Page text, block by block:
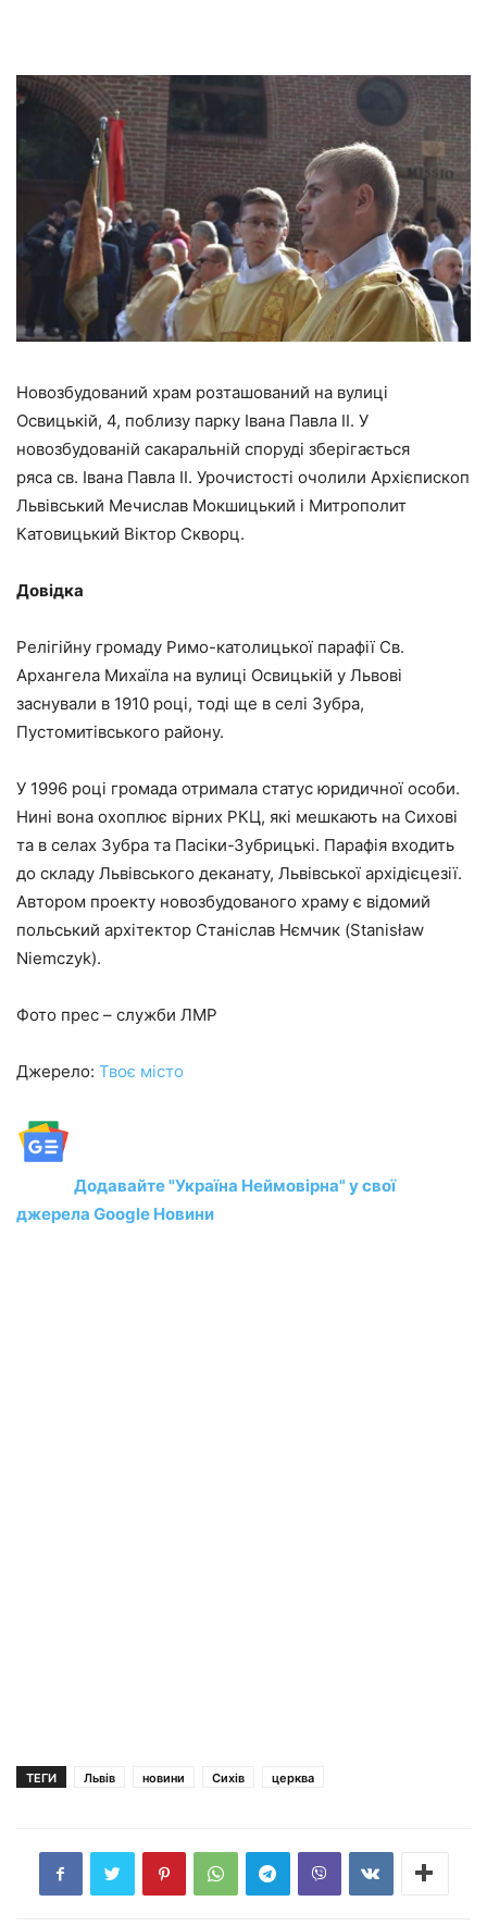
Новозбудований храм розташований на вулиці
Освицькій, 4, поблизу парку Івана Павла II. У
новозбудованій сакаральній споруді зберігається
ряса св. Івана Павла II. Урочистості очолили Архієпископ
Львівський Мечислав Мокшицький і Митрополит
Катовицький Віктор Скворц.
Довідка
Релігійну громаду Римо-католицької парафії Св.
Архангела Михаїла на вулиці Освицькій у Львові
заснували в 1910 році, тоді ще в селі Зубра,
Пустомитівського району.
У 1996 році громада отримала статус юридичної особи.
Нині вона охоплює вірних РКЦ, які мешкають на Сихові
та в селах Зубра та Пасіки-Зубрицькі. Парафія входить
до складу Львівського деканату, Львівської архідієцезії.
Автором проекту новозбудованого храму є відомий
польський архітектор Станіслав Нємчик (Stanisław
Niemczyk).
Фото прес – служби ЛМР
Джерело: Твоє місто
Додавайте "Україна Неймовірна" у свої
джерела Google Новини
ТЕГИ Львів новини Сихів церква